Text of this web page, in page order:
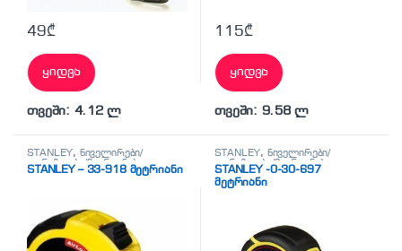
49₾
ყიდვა
თვეში: 4.12 ლ
115₾
ყიდვა
თვეში: 9.58 ლ
STANLEY, ნიველირები/
თარაზოები/მეტრიანები
STANLEY – 33-918 მეტრიანი
STANLEY, ნიველირები/
თარაზოები/მეტრიანები
STANLEY -0-30-697
მეტრიანი